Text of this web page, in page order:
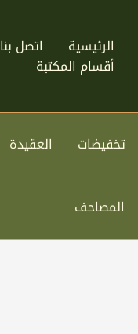
الرئيسية
اتصل بنا
أقسام المكتبة
تخفيضات العقيدة
المصاحف